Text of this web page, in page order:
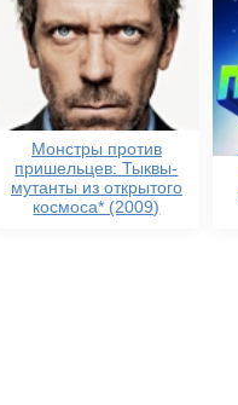
Монстры против
пришельцев: Тыквы-
мутанты из открытого
космоса* (2009)